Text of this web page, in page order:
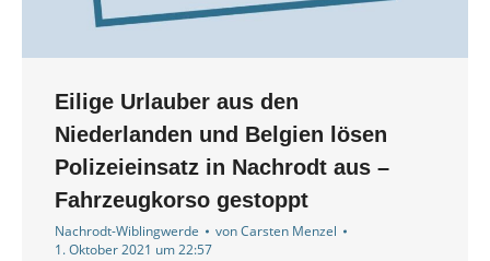
Eilige Urlauber aus den
Niederlanden und Belgien lösen
Polizeieinsatz in Nachrodt aus –
Fahrzeugkorso gestoppt
Nachrodt-Wiblingwerde vonCarsten Menzel
1. Oktober 2021 um 22:57